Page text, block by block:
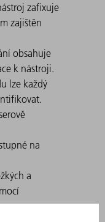
zafixuje
zajištěn
obsahuje
k nástroji.
lze každý
na
a